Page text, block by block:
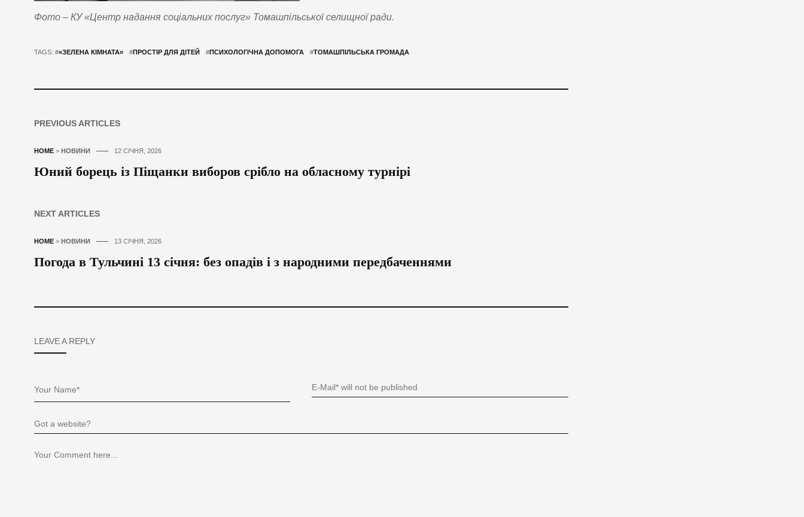
Фото – КУ «Центр надання соціальних послуг» Томашпільської селищної ради.
TAGS: #«ЗЕЛЕНА КІМНАТА» #ПРОСТІР ДЛЯ ДІТЕЙ #ПСИХОЛОГІЧНА ДОПОМОГА #ТОМАШПІЛЬСЬКА ГРОМАДА
PREVIOUS ARTICLES
HOME > НОВИНИ 12 СІЧНЯ, 2026
Юний борець із Піщанки виборов срібло на обласному турнірі
NEXT ARTICLES
HOME > НОВИНИ 13 СІЧНЯ, 2026
Погода в Тульчині 13 січня: без опадів і з народними передбаченнями
LEAVE A REPLY